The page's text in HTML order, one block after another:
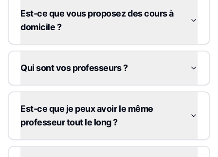
Est-ce que vous proposez des cours à
domicile ?
Qui sont vos professeurs ?
Est-ce que je peux avoir le même
professeur tout le long ?